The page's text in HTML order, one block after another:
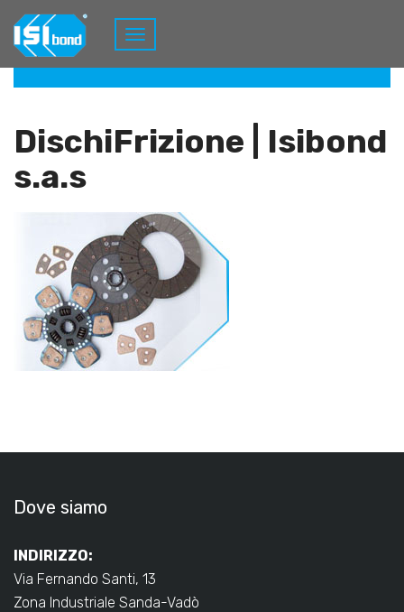
Home Dischi Frizione
DischiFrizione | Isibond
s.a.s
Dove siamo
INDIRIZZO:
Via Fernando Santi, 13
Zona Industriale Sanda-Vadò